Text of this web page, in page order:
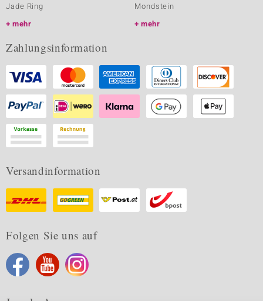
Jade Ring
mehr
Mondstein
mehr
Zahlungsinformation
Versandinformation
Folgen Sie uns auf